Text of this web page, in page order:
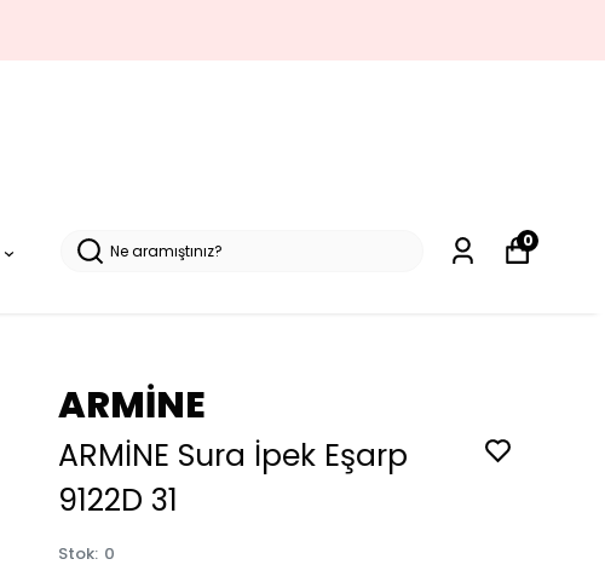
0
ARMİNE
ARMİNE Sura İpek Eşarp
9122D 31
Stok: 0